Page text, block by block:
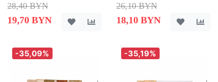
28,40 BYN
19,70 BYN
26,10 BYN
18,10 BYN
-35,09% -35,19%